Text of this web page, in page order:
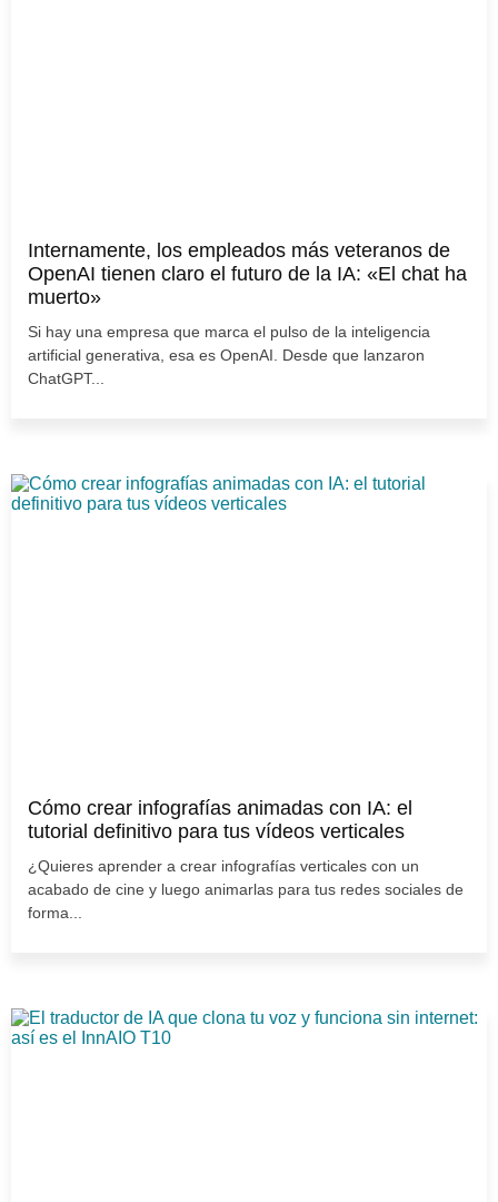
Internamente, los empleados más veteranos de
OpenAI tienen claro el futuro de la IA: «El chat ha
muerto»
Si hay una empresa que marca el pulso de la inteligencia
artificial generativa, esa es OpenAI. Desde que lanzaron
ChatGPT...
Cómo crear infografías animadas con IA: el
tutorial definitivo para tus vídeos verticales
¿Quieres aprender a crear infografías verticales con un
acabado de cine y luego animarlas para tus redes sociales de
forma...